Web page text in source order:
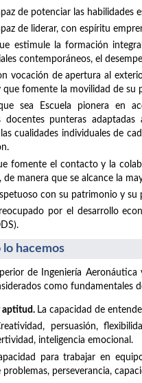
de potenciar las habilidades
de liderar, con espíritu
estimule la formación
contemporáneos, el
vocación de apertura al
que fomente la movilidad de su
sea Escuela pionera en
docentes punteras
cualidades individuales de
fomente el contacto y la
de manera que se alcance la
con su patrimonio y su
por el desarrollo
lo hacemos
de Ingeniería
como fundamentales
aptitud. La capacidad de
persuasión,
inteligencia emocional.
para trabajar en
problemas, perseverancia,